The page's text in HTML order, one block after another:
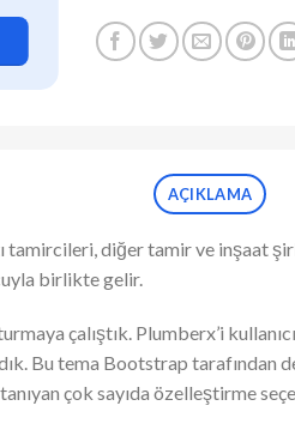
SEPETE EKLE
AÇIKLAMA
tamircileri, diğer tamir ve inşaat
birlikte gelir.
çalıştık. Plumberx’i
Bu tema Bootstrap
çok sayıda özelleştirme